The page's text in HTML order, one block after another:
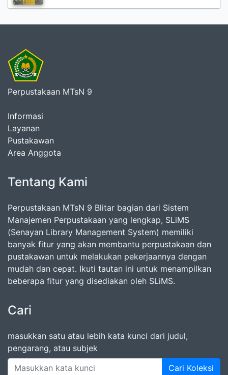
Perpustakaan MTsN 9
Informasi
Layanan
Pustakawan
Area Anggota
Tentang Kami
Perpustakaan MTsN 9 Blitar bagian dari Sistem
Manajemen Perpustakaan yang lengkap, SLiMS
(Senayan Library Management System) memiliki
banyak fitur yang akan membantu perpustakaan dan
pustakawan untuk melakukan pekerjaannya dengan
mudah dan cepat. Ikuti tautan ini untuk menampilkan
beberapa fitur yang disediakan oleh SLiMS.
Cari
masukkan satu atau lebih kata kunci dari judul,
pengarang, atau subjek
Cari Koleksi